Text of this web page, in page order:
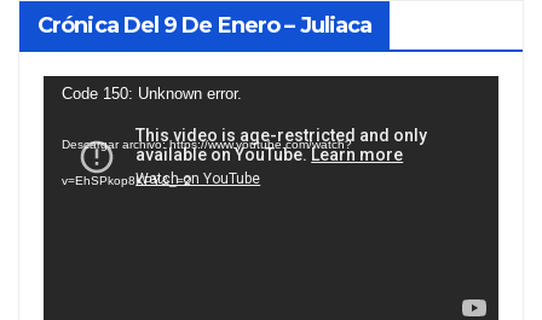
Crónica Del 9 De Enero – Juliaca
Reproductor
vídeo
Code 150: Unknown error.
Descargar archivo: https://www.youtube.com/watch?
v=EhSPkop8KPY&_=2